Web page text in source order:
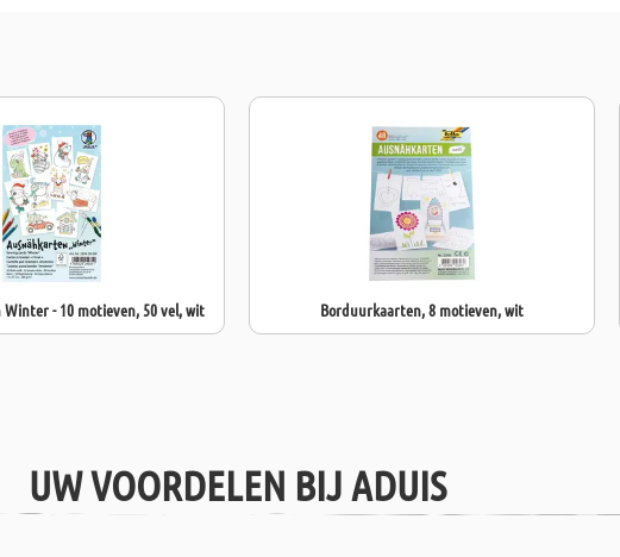
- 10 motieven, 50 vel, wit Borduurkaarten, 8 motieven, wit
UW VOORDELEN BIJ ADUIS